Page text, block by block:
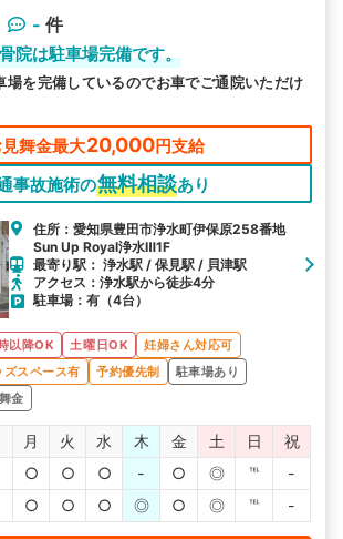
- 件
院は駐車場完備です。
場を完備しているのでお車でご通院いただけ
舞金最大20,000円支給
事故施術の無料相談あり
住所：愛知県豊田市浄水町伊保原258番地
Sun Up Royal浄水Ⅲ1F
最寄り駅： 浄水駅 / 保見駅 / 貝津駅
アクセス：浄水駅から徒歩4分
駐車場：有（4台）
以降OK 土曜日OK
妊婦さん対応可
ズスペース有 予約優先制
駐車場あり
金
月 火 水 木 金 土 日
祝
○ ○ ○ - ○ ◎ ℡
-
○ ○ ○ ◎ ○ ◎ ℡ -